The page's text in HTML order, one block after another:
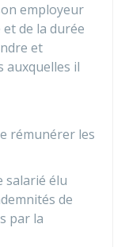
employeur
de la durée
et
auxquelles il
rémunérer les
salarié élu
de
par la